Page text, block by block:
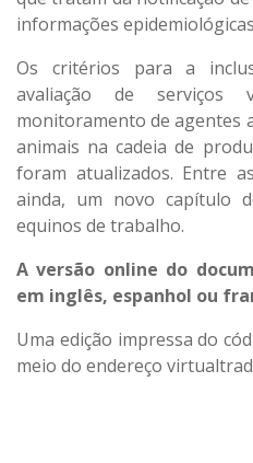
informações
Os critérios para a
avaliação de
monitoramento de agentes
animais na cadeia de
foram atualizados. Entre
ainda, um novo capítulo
equinos de trabalho.
A versão online do
em inglês, espanhol ou
Uma edição impressa do
meio do endereço virtual